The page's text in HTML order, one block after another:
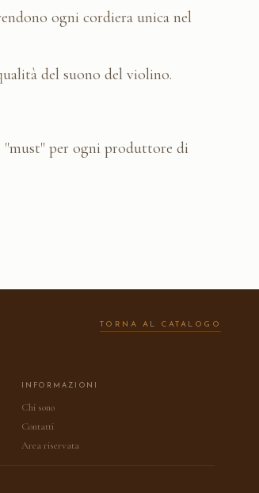
ogni cordiera unica nel
del suono del violino.
per ogni produttore di
TORNA AL CATALOGO
INFORMAZIONI
Chi sono
Contatti
Area riservata